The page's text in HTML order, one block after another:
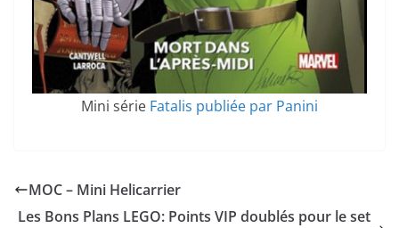
Mini série Fatalis publiée par Panini
MOC – Mini Helicarrier
Les Bons Plans LEGO: Points VIP doublés pour le set